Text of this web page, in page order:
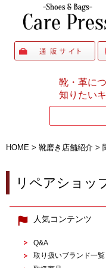
靴・革に
知りたい
HOME > 靴磨き店舗紹介 >
リペアショ
人気コンテンツ
Q&A
取り扱いブランド一覧